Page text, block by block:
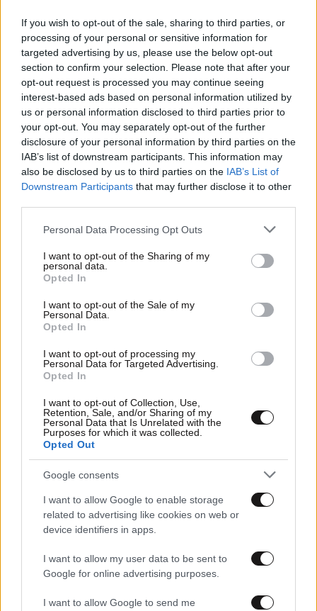
If you wish to opt-out of the sale, sharing to third parties, or
processing of your personal or sensitive information for
targeted advertising by us, please use the below opt-out
section to confirm your selection. Please note that after your
opt-out request is processed you may continue seeing
interest-based ads based on personal information utilized by
us or personal information disclosed to third parties prior to
your opt-out. You may separately opt-out of the further
disclosure of your personal information by third parties on the
IAB’s list of downstream participants. This information may
also be disclosed by us to third parties on the IAB’s List of
Downstream Participants that may further disclose it to other
Please note that this website/app uses one or more Google
not limited to your visit or usage behaviour. You may click to
grant or deny consent to Google and its third-party tags to
use your data for below specified purposes in below Google
consent section.
Personal Data Processing Opt Outs
I want to opt-out of the Sharing of my
personal data.
Opted In
I want to opt-out of the Sale of my
Personal Data.
Opted In
I want to opt-out of processing my
Personal Data for Targeted Advertising.
Opted In
I want to opt-out of Collection, Use,
Retention, Sale, and/or Sharing of my
Personal Data that Is Unrelated with the
Purposes for which it was collected.
Opted Out
Google consents
I want to allow Google to enable storage
related to advertising like cookies on web or
device identifiers in apps.
I want to allow my user data to be sent to
Google for online advertising purposes.
I want to allow Google to send me
03·06·2022 20:15
Η KLM θα ακυρώσει έως και 50 πτήσεις την ημέρα λόγω
έλλειψης προσωπικού
06·06·2021 00:20
Η επόμενη μέρα στα αεροπλάνα: Τα σχέδια για